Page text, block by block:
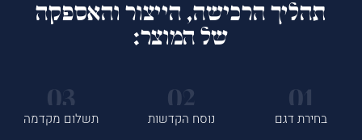
תהליך הרכישה, הייצור והאספקה
של המוצר:
בחירת דגם נוסח הקדשות תשלום מקדמה